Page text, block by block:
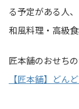
る予定がある人
和風料理・高級
匠本舗のおせち
【匠本舗】どん